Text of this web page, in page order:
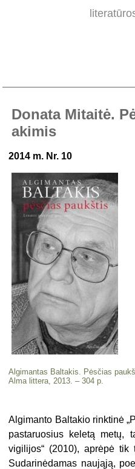
Donata Mitaitė.
akimis
2014 m. Nr. 10
Algimantas Baltakis. Pėsčias
Alma littera, 2013. – 304 p.
Algimanto Baltakio rinktinė
pastaruosius keletą metų,
vigilijos“ (2010), aprėpė tik
Sudarinėdamas naująją,